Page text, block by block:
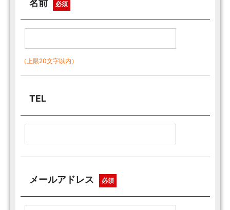
名前 必須
（上限20文字以内）
TEL
メールアドレス 必須